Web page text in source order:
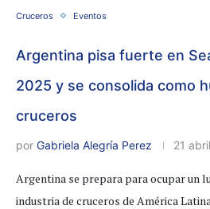
Cruceros Eventos
Argentina pisa fuerte en
2025 y se consolida como
cruceros
por Gabriela Alegría Perez 21
Argentina se prepara para ocupar un
industria de cruceros de América